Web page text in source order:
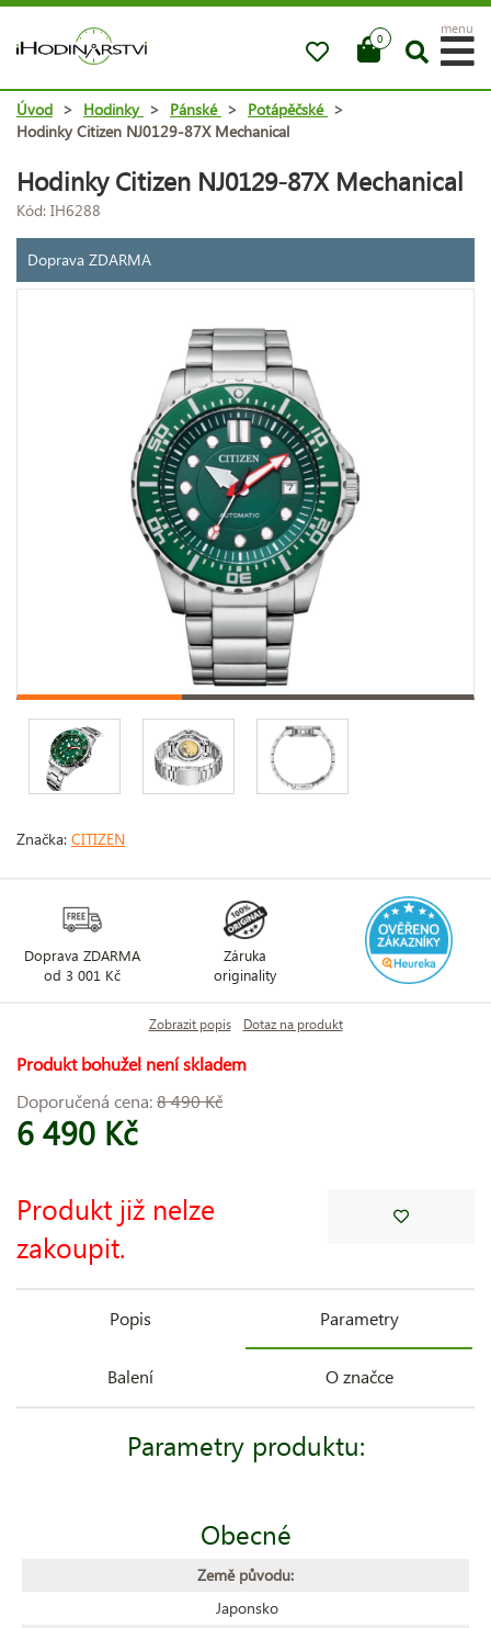
0
menu
Úvod > Hodinky > Pánské > Potápěčské >
Hodinky Citizen NJ0129-87X Mechanical
Hodinky Citizen NJ0129-87X Mechanical
Kód: IH6288
Doprava ZDARMA
Značka: CITIZEN
Doprava ZDARMA
od 3 001 Kč
Záruka
originality
Zobrazit popis Dotaz na produkt
Produkt bohužel není skladem
Doporučená cena:8 490 Kč
6 490 Kč
Produkt již nelze
zakoupit.
Popis Parametry
Balení O značce
Parametry produktu:
Obecné
Země původu:
Japonsko